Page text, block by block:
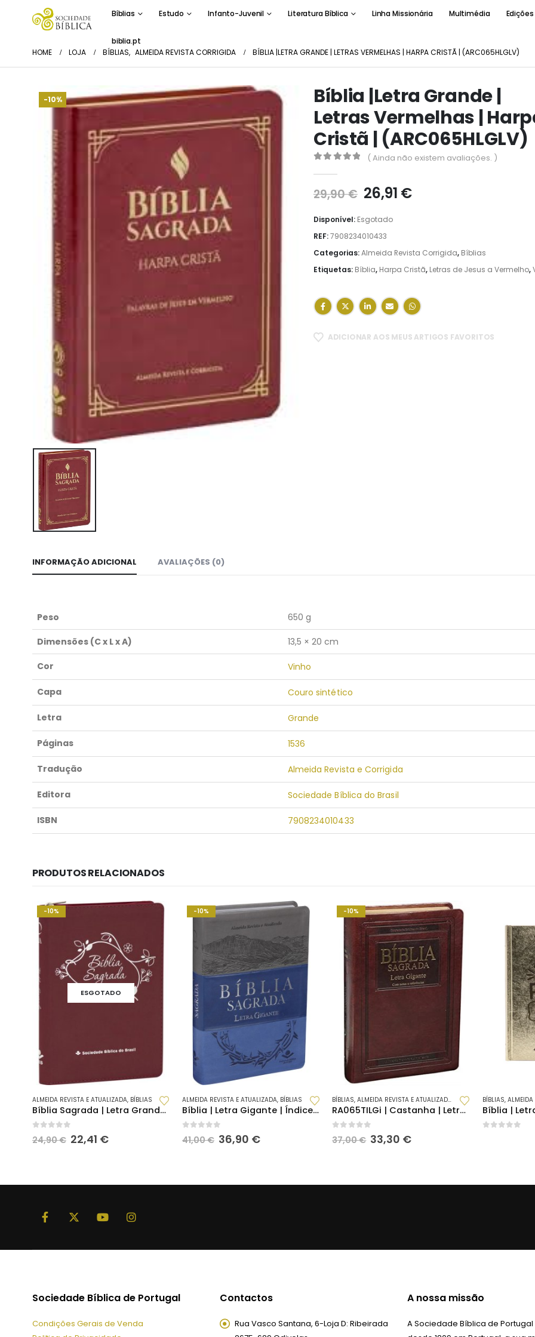
Bíblias Estudo Infanto-Juvenil Literatura Bíblica Linha Missionária Multimédia
biblia.pt
HOME
LOJA BÍBLIAS, ALMEIDA REVISTA CORRIGIDA BÍBLIA |LETRA GRANDE | LETRAS VERMELHAS | HARPA CRISTÃ | (ARC065HLGLV)
-10%
Bíblia |Letra Grande |
Letras Vermelhas |
Cristã | (ARC065HLGLV)
( Ainda não existem avaliações. )
29,90€ O
preço
original
era:
29,90 €.
26,91 €O
26,91 €.
Disponível: Esgotado
REF:7908234010433
Categorias:Almeida Revista Corrigida, Bíblias
Etiquetas: Bíblia, Harpa Cristã, Letras de Jesus a Vermelho,
ADICIONAR AOS MEUS ARTIGOS FAVORITOS
INFORMAÇÃO ADICIONAL AVALIAÇÕES (0)
Peso 650 g
Dimensões (C x L x A) 13,5 × 20 cm
Cor Vinho
Capa Couro sintético
Letra Grande
Páginas 1536
Tradução Almeida Revista e Corrigida
Editora Sociedade Bíblica do Brasil
ISBN 7908234010433
PRODUTOS RELACIONADOS
-10%
ESGOTADO
ALMEIDA REVISTA E ATUALIZADA, BÍBLIAS
Bíblia Sagrada | Letra Grande | Vermelho | (RA065LGeZ)
out of 5
24,90€ O
preço
24,90 €.
22,41 €O
22,41 €.
-10%
ALMEIDA REVISTA E ATUALIZADA, BÍBLIAS
Bíblia | Letra Gigante | Índice Digital | Tricolor (RA065TILGI)
out of 5
41,00€ O
preço
41,00 €.
36,90 €O
36,90 €.
-10%
BÍBLIAS,ALMEIDA REVISTA E ATUALIZADA NOVIDADES
RA065TILGi | Castanha | Letra Grande
out of 5
37,00€ O
preço
37,00 €.
33,30 €O
33,30 €.
BÍBLIAS, ALMEIDA
Sociedade Bíblica de Portugal
Condições Gerais de Venda
Contactos
Rua Vasco Santana, 6-Loja D: Ribeirada
A nossa missão
A Sociedade Bíblica de